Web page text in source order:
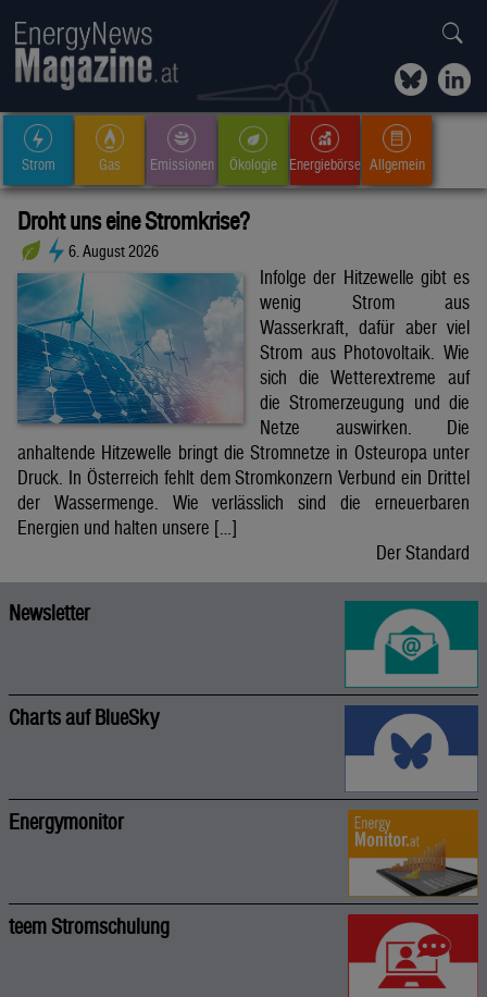
Strom Gas Emissionen Ökologie Energiebörse Allgemein
Droht uns eine Stromkrise?
6. August 2026
Infolge der Hitzewelle gibt es
wenig Strom aus
Wasserkraft, dafür aber viel
Strom aus Photovoltaik. Wie
sich die Wetterextreme auf
die Stromerzeugung und die
Netze auswirken. Die
anhaltende Hitzewelle bringt die Stromnetze in Osteuropa unter
Druck. In Österreich fehlt dem Stromkonzern Verbund ein Drittel
der Wassermenge. Wie verlässlich sind die erneuerbaren
Energien und halten unsere […]
Der Standard
Newsletter
Charts auf BlueSky
Energymonitor
teem Stromschulung